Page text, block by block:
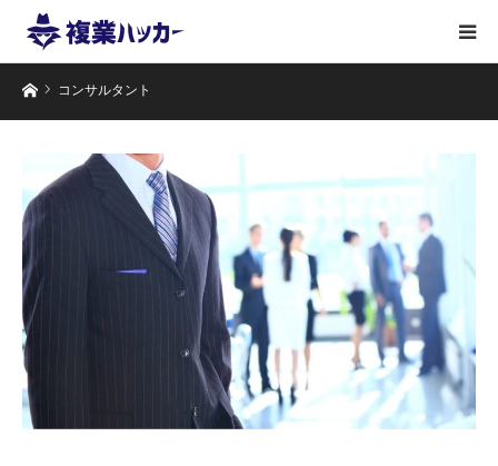
ホームコンサルタント